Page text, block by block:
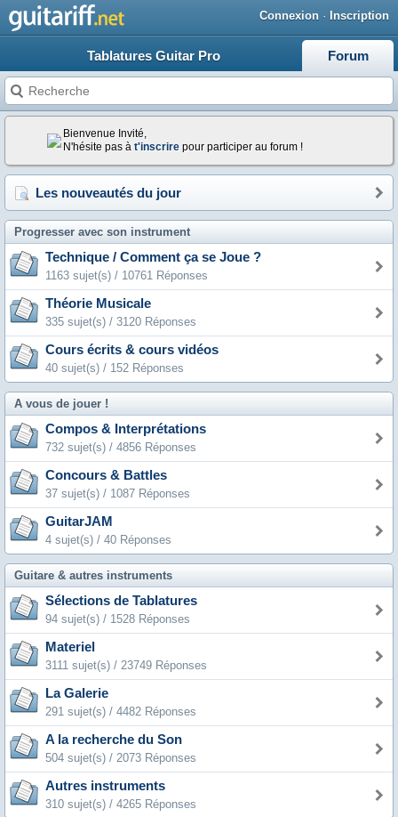
Connexion · Inscription
Tablatures Guitar Pro Forum
Bienvenue Invité,
N'hésite pas à t'inscrire pour participer au forum !
Les nouveautés du jour
Progresser avec son instrument
Technique / Comment ça se Joue ?
1163 sujet(s) / 10761 Réponses
Théorie Musicale
335 sujet(s) / 3120 Réponses
Cours écrits & cours vidéos
40 sujet(s) / 152 Réponses
A vous de jouer !
Compos & Interprétations
732 sujet(s) / 4856 Réponses
Concours & Battles
37 sujet(s) / 1087 Réponses
GuitarJAM
4 sujet(s) / 40 Réponses
Guitare & autres instruments
Sélections de Tablatures
94 sujet(s) / 1528 Réponses
Materiel
3111 sujet(s) / 23749 Réponses
La Galerie
291 sujet(s) / 4482 Réponses
A la recherche du Son
504 sujet(s) / 2073 Réponses
Autres instruments
310 sujet(s) / 4265 Réponses